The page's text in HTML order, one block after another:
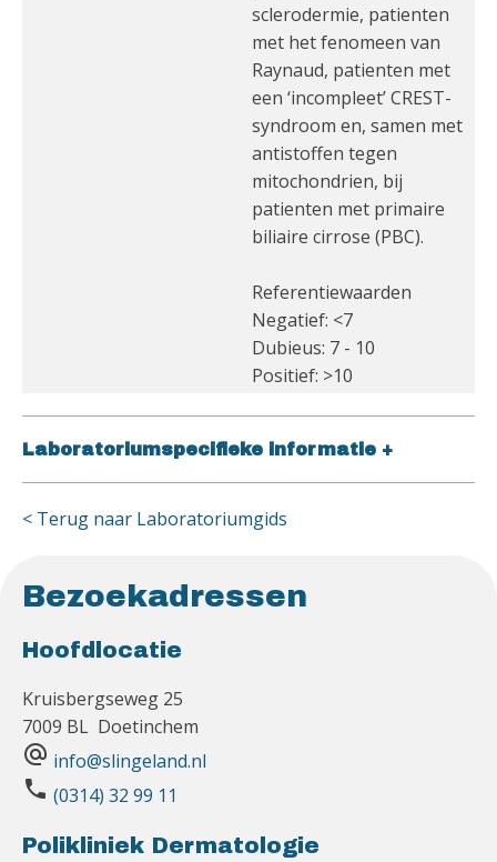
sclerodermie, patienten
met het fenomeen van
Raynaud, patienten met
een ‘incompleet’ CREST-
syndroom en, samen met
antistoffen tegen
mitochondrien, bij
patienten met primaire
biliaire cirrose (PBC).
Referentiewaarden
Negatief: <7
Dubieus: 7 - 10
Positief: >10
Laboratoriumspecifieke informatie +
< Terug naar Laboratoriumgids
Bezoekadressen
Hoofdlocatie
Kruisbergseweg 25
7009 BL Doetinchem
alternate_email info@slingeland.nl
phone (0314) 32 99 11
Polikliniek Dermatologie